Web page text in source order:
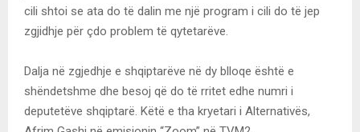
cili shtoi se ata do të dalin me një program i cili do të jep
zgjidhje për çdo problem të qytetarëve.
Dalja në zgjedhje e shqiptarëve në dy blloqe është e
shëndetshme dhe besoj që do të rritet edhe numri i
deputetëve shqiptarë. Këtë e tha kryetari i Alternativës,